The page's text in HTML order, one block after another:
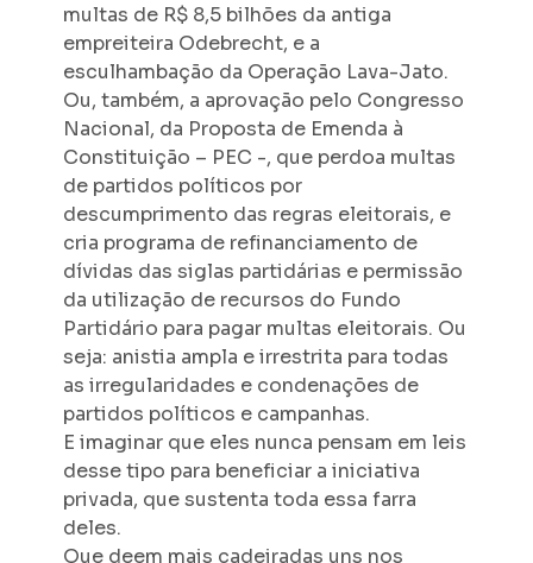
multas de R$ 8,5 bilhões da antiga
empreiteira Odebrecht, e a
esculhambação da Operação Lava-Jato.
Ou, também, a aprovação pelo Congresso
Nacional, da Proposta de Emenda à
Constituição – PEC -, que perdoa multas
de partidos políticos por
descumprimento das regras eleitorais, e
cria programa de refinanciamento de
dívidas das siglas partidárias e permissão
da utilização de recursos do Fundo
Partidário para pagar multas eleitorais. Ou
seja: anistia ampla e irrestrita para todas
as irregularidades e condenações de
partidos políticos e campanhas.
E imaginar que eles nunca pensam em leis
desse tipo para beneficiar a iniciativa
privada, que sustenta toda essa farra
deles.
Que deem mais cadeiradas uns nos